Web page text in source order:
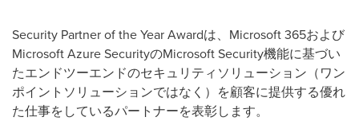
Security Partner of the Year Awardは、Microsoft 365および
Microsoft Azure SecurityのMicrosoft Security機能に基づい
たエンドツーエンドのセキュリティソリューション（ワン
ポイントソリューションではなく）を顧客に提供する優れ
た仕事をしているパートナーを表彰します。